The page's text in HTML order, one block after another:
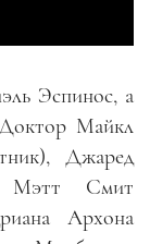
Эспинос, а
Майкл
Джаред
Мэтт Смит
Архона